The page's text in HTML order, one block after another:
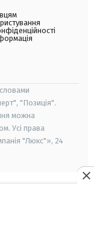
"Позиція".
можна
Усі права
"Люкс"», 24